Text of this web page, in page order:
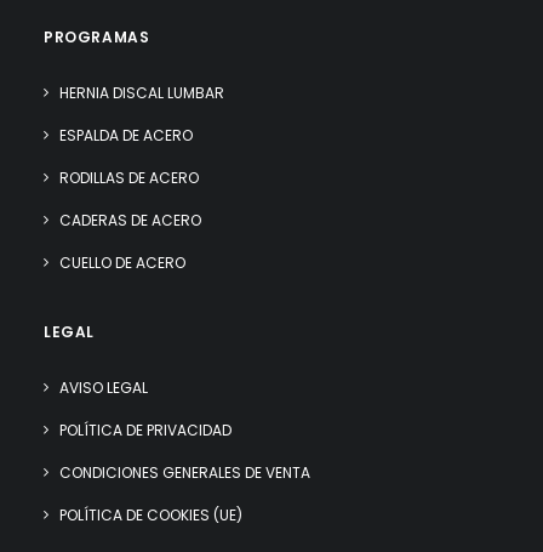
PROGRAMAS
HERNIA DISCAL LUMBAR
ESPALDA DE ACERO
RODILLAS DE ACERO
CADERAS DE ACERO
CUELLO DE ACERO
LEGAL
AVISO LEGAL
POLÍTICA DE PRIVACIDAD
CONDICIONES GENERALES DE VENTA
POLÍTICA DE COOKIES (UE)